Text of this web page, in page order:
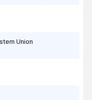
Union